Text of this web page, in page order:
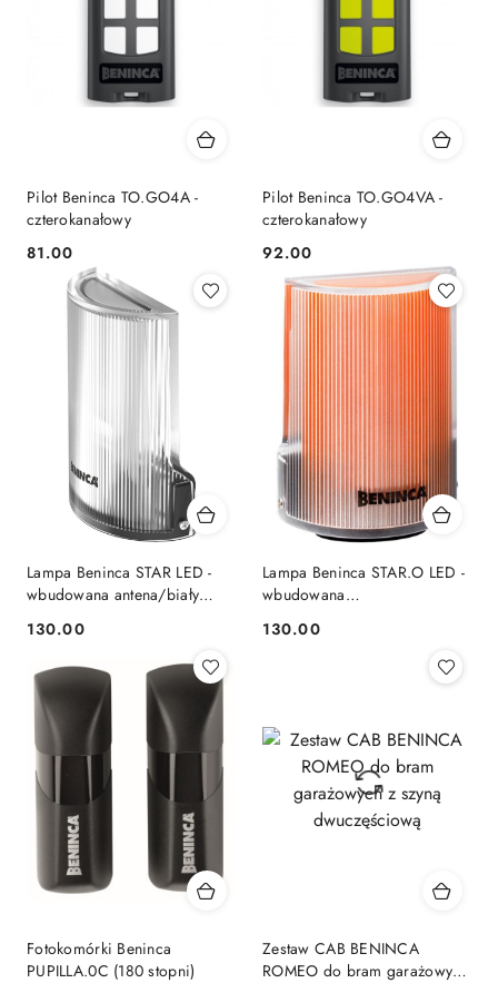
Pilot Beninca TO.GO4A -
czterokanałowy
Cena:
81.00
Pilot Beninca TO.GO4VA -
czterokanałowy
Cena:
92.00
Lampa Beninca STAR LED -
wbudowana antena/biały
Cena:
130.00
Lampa Beninca STAR.O LED -
wbudowana
odbłyśnik (953407137)
Cena:
130.00
Fotokomórki Beninca
PUPILLA.0C (180 stopni)
Zestaw CAB BENINCA
ROMEO do bram garażowych